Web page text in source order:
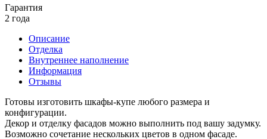
Гарантия
2 года
Описание
Отделка
Внутреннее наполнение
Информация
Отзывы
Готовы изготовить шкафы-купе любого размера и
конфигурации.
Декор и отделку фасадов можно выполнить под вашу задумку.
Возможно сочетание нескольких цветов в одном фасаде.